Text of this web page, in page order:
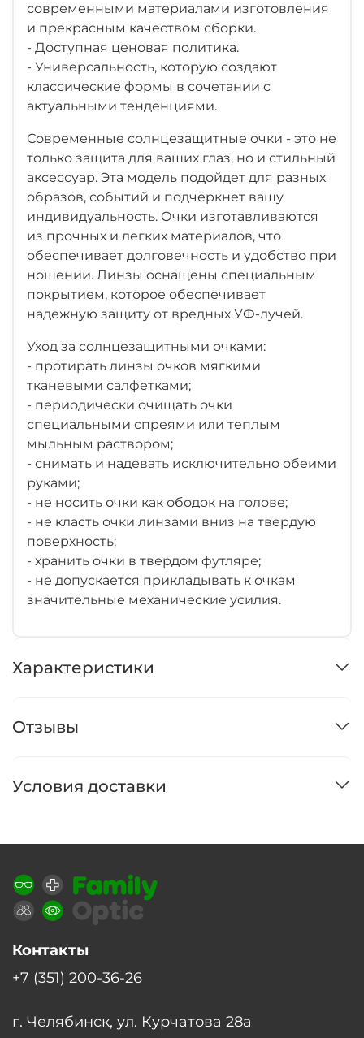
современными материалами изготовления
и прекрасным качеством сборки.
- Доступная ценовая политика.
- Универсальность, которую создают
классические формы в сочетании с
актуальными тенденциями.
Современные солнцезащитные очки - это не
только защита для ваших глаз, но и стильный
аксессуар. Эта модель подойдет для разных
образов, событий и подчеркнет вашу
индивидуальность. Очки изготавливаются
из прочных и легких материалов, что
обеспечивает долговечность и удобство при
ношении. Линзы оснащены специальным
покрытием, которое обеспечивает
надежную защиту от вредных УФ-лучей.
Уход за солнцезащитными очками:
- протирать линзы очков мягкими
тканевыми салфетками;
- периодически очищать очки
специальными спреями или теплым
мыльным раствором;
- снимать и надевать исключительно обеими
руками;
- не носить очки как ободок на голове;
- не класть очки линзами вниз на твердую
поверхность;
- хранить очки в твердом футляре;
- не допускается прикладывать к очкам
значительные механические усилия.
Характеристики
Отзывы
Условия доставки
Контакты
+7 (351) 200-36-26
г. Челябинск, ул. Курчатова 28а